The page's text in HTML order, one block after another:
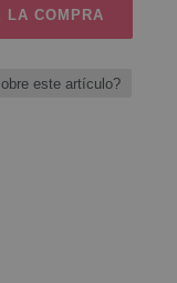
LA COMPRA
este artículo?